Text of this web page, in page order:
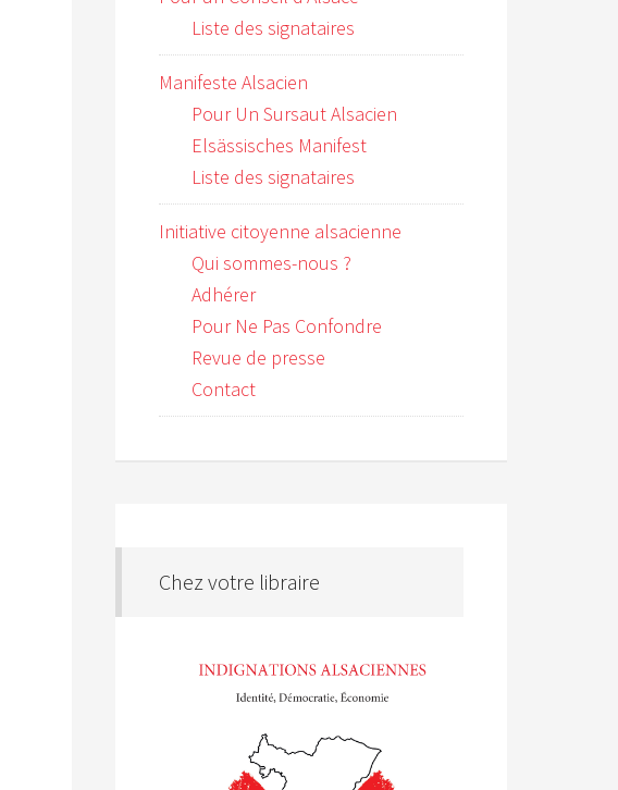
Liste des signataires
Manifeste Alsacien
Pour Un Sursaut Alsacien
Elsässisches Manifest
Liste des signataires
Initiative citoyenne alsacienne
Qui sommes-nous ?
Adhérer
Pour Ne Pas Confondre
Revue de presse
Contact
Chez votre libraire